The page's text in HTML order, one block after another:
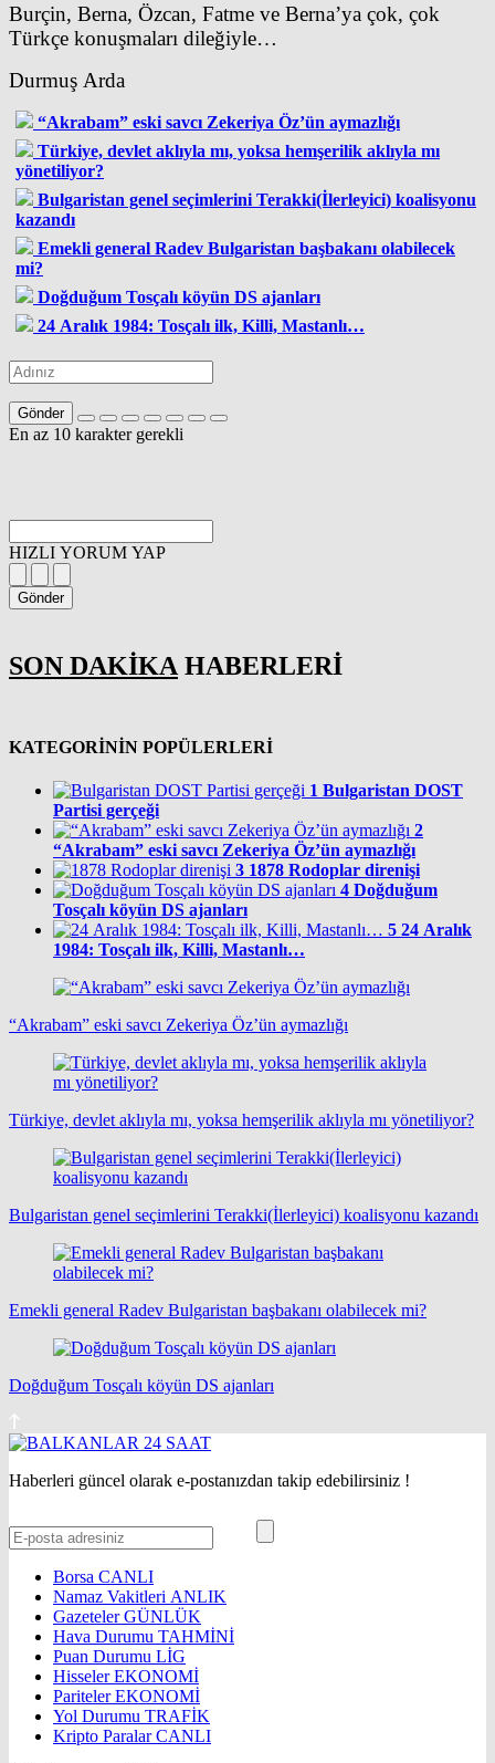
Burçin, Berna, Özcan, Fatme ve Berna’ya çok, çok
Türkçe konuşmaları dileğiyle…
Durmuş Arda
“Akrabam” eski savcı Zekeriya Öz’ün aymazlığı
Türkiye, devlet aklıyla mı, yoksa hemşerilik aklıyla mı
yönetiliyor?
Bulgaristan genel seçimlerini Terakki(İlerleyici) koalisyonu
kazandı
Emekli general Radev Bulgaristan başbakanı olabilecek
mi?
Doğduğum Tosçalı köyün DS ajanları
24 Aralık 1984: Tosçalı ilk, Killi, Mastanlı…
Gönder
En az 10 karakter gerekli
HIZLI YORUM YAP
Gönder
SON DAKİKA HABERLERİ
KATEGORİNİN POPÜLERLERİ
1 Bulgaristan DOST
Partisi gerçeği
2
“Akrabam” eski savcı Zekeriya Öz’ün aymazlığı
3 1878 Rodoplar direnişi
4 Doğduğum
Tosçalı köyün DS ajanları
5 24 Aralık
1984: Tosçalı ilk, Killi, Mastanlı…
“Akrabam” eski savcı Zekeriya Öz’ün aymazlığı
Türkiye, devlet aklıyla mı, yoksa hemşerilik aklıyla mı yönetiliyor?
Bulgaristan genel seçimlerini Terakki(İlerleyici) koalisyonu kazandı
Emekli general Radev Bulgaristan başbakanı olabilecek mi?
Doğduğum Tosçalı köyün DS ajanları
Haberleri güncel olarak e-postanızdan takip edebilirsiniz !
Borsa CANLI
Namaz Vakitleri ANLIK
GazetelerGÜNLÜK
Hava Durumu TAHMİNİ
Puan Durumu LİG
HisselerEKONOMİ
ParitelerEKONOMİ
Yol Durumu TRAFİK
Kripto ParalarCANLI